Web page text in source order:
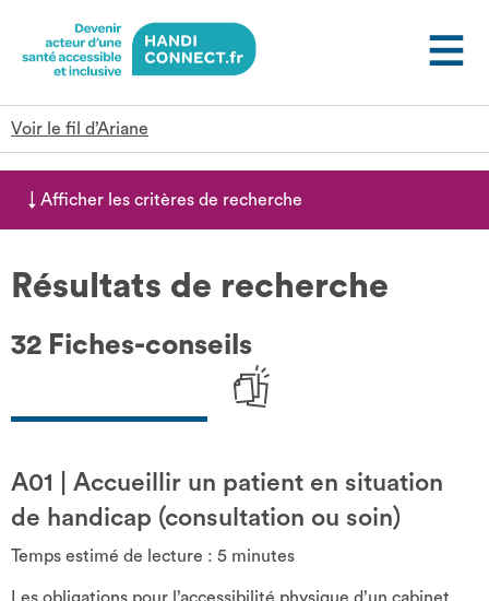
Voir le fil d’Ariane
↓ Afficher les critères de recherche
Résultats de recherche
32 Fiches-conseils
A01
Accueillir un patient en situation
de handicap (consultation ou soin)
Temps estimé de lecture : 5 minutes